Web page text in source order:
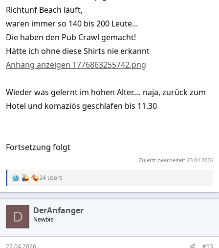
Richtunf Beach läuft,
waren immer so 140 bis 200 Leute...
Die haben den Pub Crawl gemacht!
Hätte ich ohne diese Shirts nie erkannt
Anhang anzeigen 1776863255742.png
Wieder was gelernt im hohen Alter.... naja, zurück zum
Hotel und komaziös geschlafen bis 11.30
Fortsetzung folgt
Zuletzt bearbeitet: 23.04.2026
R
a
c
o
n
s
24 users
D DerAnfanger
Newbie